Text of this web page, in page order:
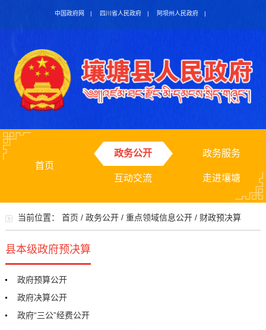
中国政府网 | 四川省人民政府 | 阿坝州人民政府 |
首页
政务公开 政务服务
互动交流 走进壤塘
当前位置： 首页 / 政务公开/ 重点领域信息公开/ 财政预决算
县本级政府预决算
政府预算公开
政府决算公开
政府“三公”经费公开